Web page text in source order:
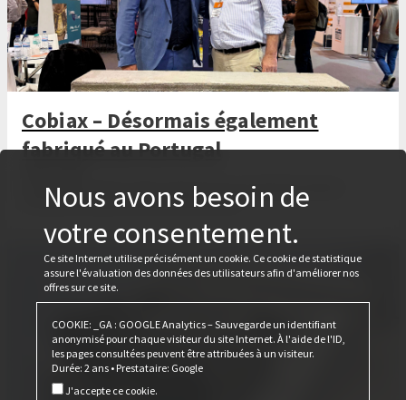
Cobiax – Désormais également
fabriqué au Portugal
Lors du salon Tektónica 2026, Cobiax et Ferca ont décidé de produire
également le Cobiax CLS au Portugal à l'avenir.
Nous avons besoin de
votre consentement.
Ce site Internet utilise précisément un cookie. Ce cookie de statistique
assure l'évaluation des données des utilisateurs afin d'améliorer nos
offres sur ce site.
COOKIE: _GA : GOOGLE Analytics – Sauvegarde un identifiant
anonymisé pour chaque visiteur du site Internet. À l'aide de l'ID,
les pages consultées peuvent être attribuées à un visiteur.
Durée: 2 ans • Prestataire: Google
J'accepte ce cookie.